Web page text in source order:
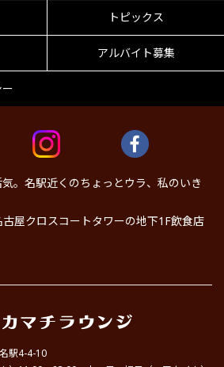
トピックス
アルバイト募集
。名駅近くのちょっとウラ、私のいき
屋クロスコートタワーの地下1F飲食店
駅4-4-10